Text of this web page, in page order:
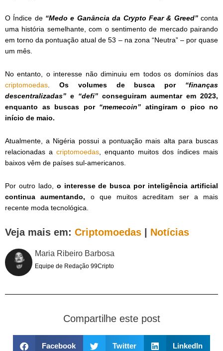
O Índice de “Medo e Ganância da Crypto Fear & Greed”conta
uma história semelhante, com o sentimento de mercado pairando
em torno da pontuação atual de 53 – na zona “Neutra” – por quase
um mês.
No entanto, o interesse não diminuiu em todos os domínios das
criptomoedas. Os volumes de busca por “finanças
descentralizadas” e “defi” conseguiram aumentar em 2023,
enquanto as buscas por “memecoin” atingiram o pico no
início de maio.
Atualmente, a Nigéria possui a pontuação mais alta para buscas
relacionadas a criptomoedas, enquanto muitos dos índices mais
baixos vêm de países sul-americanos.
Por outro lado, o interesse de busca por inteligência artificial
continua aumentando, o que muitos acreditam ser a mais
recente moda tecnológica.
Veja mais em: Criptomoedas Notícias
Maria Ribeiro Barbosa
Equipe de Redação 99Cripto
Compartilhe este post
Facebook Twitter LinkedIn